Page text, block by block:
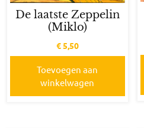
De laatste Zeppelin
(Miklo)
€5,50
Toevoegen aan
winkelwagen